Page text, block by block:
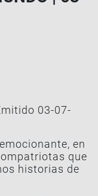
03-07-
en
que
historias de